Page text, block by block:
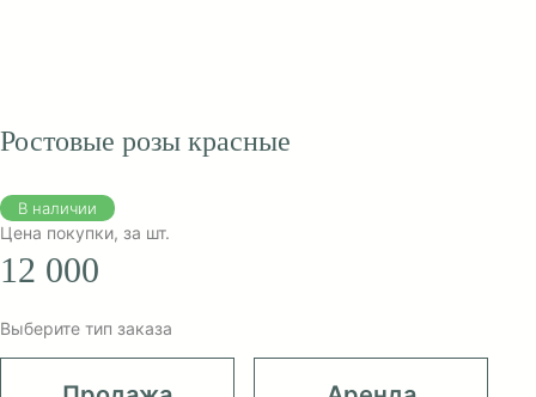
Ростовые розы красные
В наличии
Цена покупки, за шт.
12 000
Выберите тип заказа